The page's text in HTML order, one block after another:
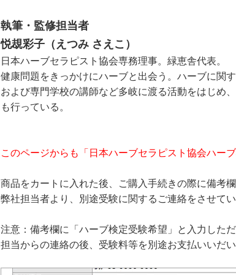
執筆・監修担当者
悦覟彩子（えつみ さえこ）
日本ハーブセラピスト協会専務理事。緑恵舎代表。
健康問題をきっかけにハーブと出会う。ハーブに関
および専門学校の講師など多岐に渡る活動をはじめ
も行っている。
このページからも「日本ハーブセラピスト協会ハー
商品をカートに入れた後、ご購入手続きの際に備考
弊社担当者より、別途受験に関するご連絡をさせてい
注意：備考欄に「ハーブ検定受験希望」と入力した
担当からの連絡の後、受験料等を別途お支払いいだ